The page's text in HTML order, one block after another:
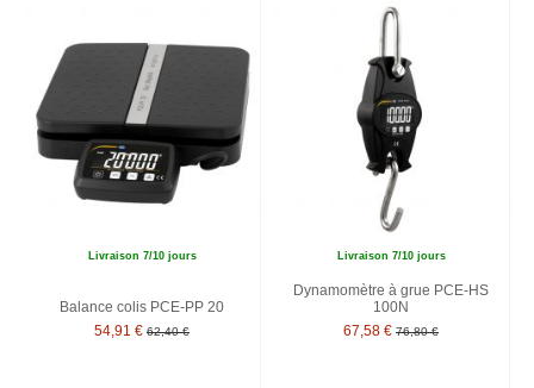
Livraison 7/10 jours
Balance colis PCE-PP 20
54,91 € 62,40 €
Livraison 7/10 jours
Dynamomètre à grue PCE-HS
100N
67,58 € 76,80 €